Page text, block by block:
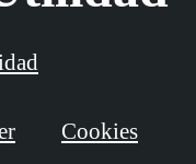
Cookies